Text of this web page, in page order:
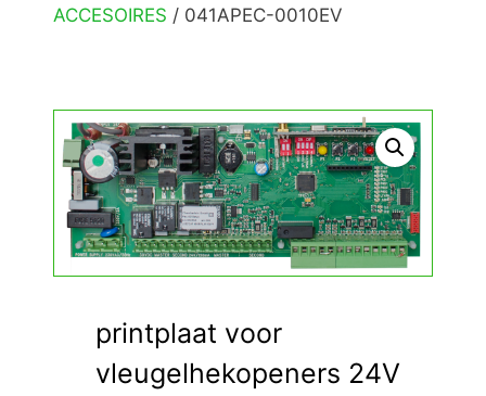
ACCESOIRES / 041APEC-0010EV
printplaat voor
vleugelhekopeners 24V